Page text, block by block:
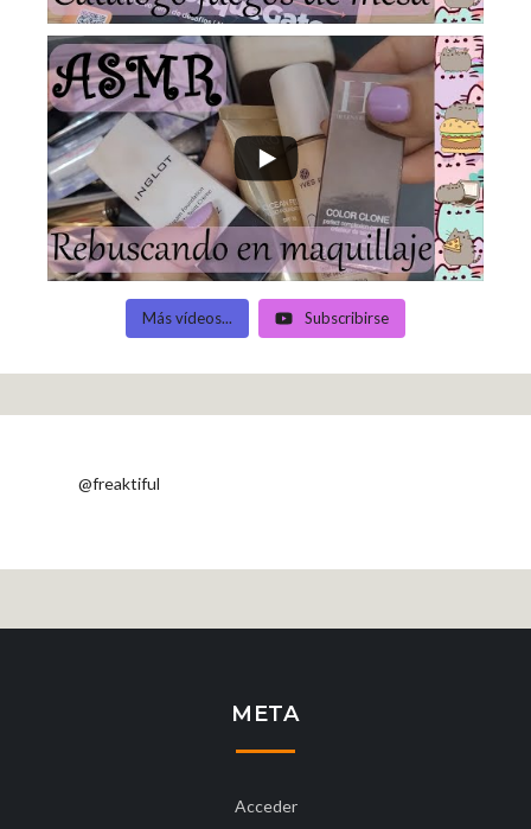
Más vídeos... Subscribirse
@freaktiful
META
Acceder